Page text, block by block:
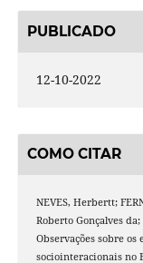
PUBLICADO
12-10-2022
COMO CITAR
NEVES, Herbertt;
Roberto Gonçalves
Observações sobre
sociointeracionais no